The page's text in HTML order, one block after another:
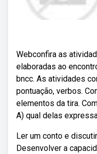
Webconfira as
elaboradas ao
bncc. As atividades
pontuação, verbos.
elementos da tira.
A) qual delas
Ler um conto e
Desenvolver a